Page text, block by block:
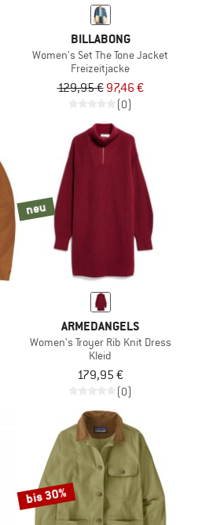
BILLABONG
Women's Set The Tone Jacket
Freizeitjacke
129,95 € 97,46 €
(0)
neu
ARMEDANGELS
Women's Troyer Rib Knit Dress
Kleid
179,95 €
(0)
bis 30%